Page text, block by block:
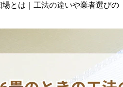
とは｜工法の違いや業者選びの